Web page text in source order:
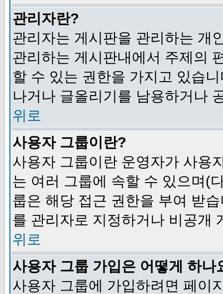
관리자란?
관리자는 게시판을 관리하는 개
관리하는 게시판내에서 주제의
할 수 있는 권한을 가지고 있습
나거나 글올리기를 남용하거나
위로
사용자 그룹이란?
사용자 그룹이란 운영자가 사용
는 여러 그룹에 속할 수 있으며(
룹은 해당 접근 권한을 부여 받
를 관리자로 지정하거나 비공개
위로
사용자 그룹 가입은 어떻게 하나
사용자 그룹에 가입하려면 페이